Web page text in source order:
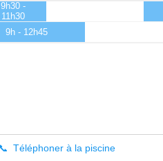
9h30 -
11h30
9h - 12h45
Téléphoner à la piscine